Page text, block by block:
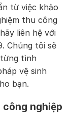
từ việc khảo
thu công
liên hệ với
Chúng tôi sẽ
tình
vệ sinh
bạn.
nghiệp